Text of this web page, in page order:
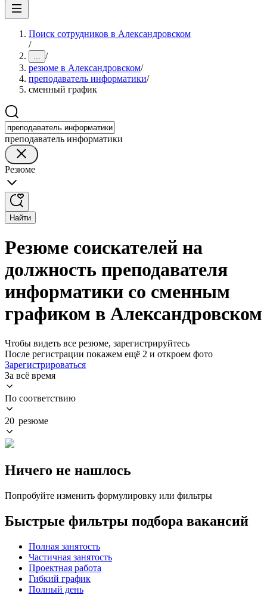
Поиск сотрудников в Александровском
/
... /
резюме в Александровском/
преподаватель информатики/
сменный график
преподаватель информатики
Резюме
Найти
Резюме соискателей на
должность преподавателя
информатики со сменным
графиком в Александровском
Чтобы видеть все резюме, зарегистрируйтесь
После регистрации покажем ещё 2 и откроем фото
Зарегистрироваться
За всё время
По соответствию
20 резюме
Ничего не нашлось
Попробуйте изменить формулировку или фильтры
Быстрые фильтры подбора вакансий
Полная занятость
Частичная занятость
Проектная работа
Гибкий график
Полный день